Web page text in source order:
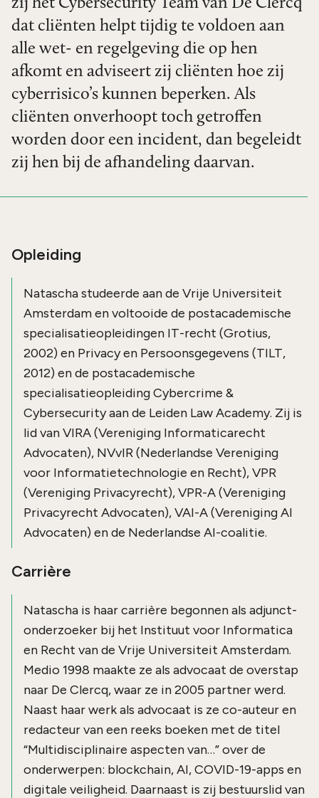
dat cliënten helpt tijdig te voldoen aan
alle wet- en regelgeving die op hen
afkomt en adviseert zij cliënten hoe zij
cyberrisico’s kunnen beperken. Als
cliënten onverhoopt toch getroffen
worden door een incident, dan begeleidt
zij hen bij de afhandeling daarvan.
Opleiding
Natascha studeerde aan de Vrije Universiteit
Amsterdam en voltooide de postacademische
specialisatieopleidingen IT-recht (Grotius,
2002) en Privacy en Persoonsgegevens (TILT,
2012) en de postacademische
specialisatieopleiding Cybercrime &
Cybersecurity aan de Leiden Law Academy. Zij is
lid van VIRA (Vereniging Informaticarecht
Advocaten), NVvIR (Nederlandse Vereniging
voor Informatietechnologie en Recht), VPR
(Vereniging Privacyrecht), VPR-A (Vereniging
Privacyrecht Advocaten), VAI-A (Vereniging AI
Advocaten) en de Nederlandse AI-coalitie.
Carrière
Natascha is haar carrière begonnen als adjunct-
onderzoeker bij het Instituut voor Informatica
en Recht van de Vrije Universiteit Amsterdam.
Medio 1998 maakte ze als advocaat de overstap
naar De Clercq, waar ze in 2005 partner werd.
Naast haar werk als advocaat is ze co-auteur en
redacteur van een reeks boeken met de titel
“Multidisciplinaire aspecten van…” over de
onderwerpen: blockchain, AI, COVID-19-apps en
digitale veiligheid. Daarnaast is zij bestuurslid van